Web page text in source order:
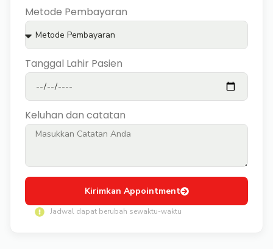
Metode Pembayaran
Tanggal Lahir Pasien
Keluhan dan catatan
Kirimkan Appointment
Jadwal dapat berubah sewaktu-waktu